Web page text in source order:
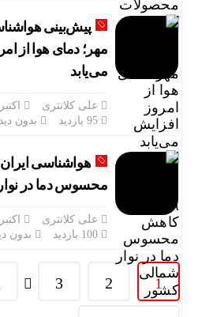
مهر؛ دمای هوا از
می‌یابد
علی کلانتری
اکتبر 4, 2025
بدون
محسوس دما در
علی کلانتری
اکتبر 1, 2025
بدون
1
2
3